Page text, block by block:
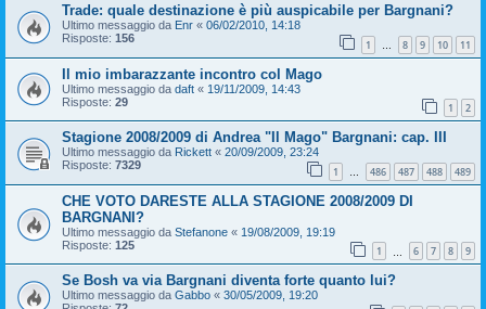
Trade: quale destinazione è più auspicabile per Bargnani?
Ultimo messaggio da Enr « 06/02/2010, 14:18
Risposte: 156 1 8 9 10 11
Il mio imbarazzante incontro col Mago
Ultimo messaggio da daft « 19/11/2009, 14:43
Risposte: 29 1 2
Stagione 2008/2009 di Andrea "Il Mago" Bargnani: cap. III
Ultimo messaggio da Rickett « 20/09/2009, 23:24
Risposte: 7329 1 … 486 487 488 489
CHE VOTO DARESTE ALLA STAGIONE 2008/2009 DI
BARGNANI?
Ultimo messaggio da Stefanone « 19/08/2009, 19:19
Risposte: 125 1 6 7 8 9
Se Bosh va via Bargnani diventa forte quanto lui?
Ultimo messaggio da Gabbo « 30/05/2009, 19:20